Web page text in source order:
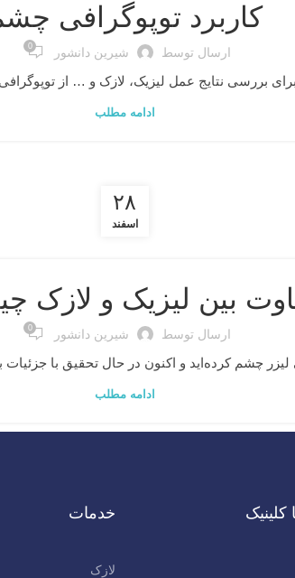
کاربرد توپوگرافی
ارسال توسط شیرین دانشور 0
بررسی نتایج عمل لیزیک، لازک و … از
ادامه مطلب
۲۸
اسفند
بین لیزیک و لازک
ارسال توسط شیرین دانشور 0
چشم کرده‌اید و اکنون در حال تحقیق با
ادامه مطلب
کلینیک خدمات
لازک